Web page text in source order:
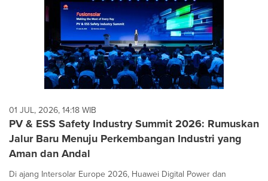
01 JUL, 2026, 14:18 WIB
PV & ESS Safety Industry Summit 2026: Rumuskan
Jalur Baru Menuju Perkembangan Industri yang
Aman dan Andal
Di ajang Intersolar Europe 2026, Huawei Digital Power dan